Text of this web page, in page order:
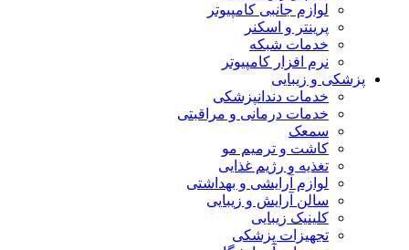
لوازم جانبی کامپیوتر
پرینتر و اسکنر
خدمات شبکه
نرم افزار کامپیوتر
پزشکی و زیبایی
خدمات دندانپزشکی
خدمات درمانی و مراقبتی
سمعک
کاشت و ترمیم مو
تغذیه و رژیم غذایی
لوازم آرایشی و بهداشتی
سالن آرایش و زیبایی
کلینیک زیبایی
تجهیزات پزشکی